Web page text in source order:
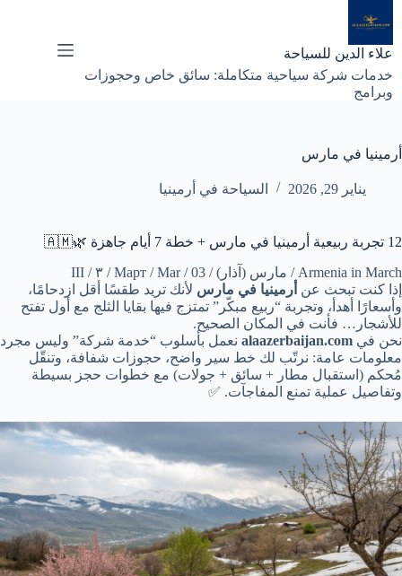
إلى
المحتوى
علاء الدين للسياحة
خدمات شركة سياحية متكاملة: سائق خاص وحجوزات
وبرامج
أرمينيا في مارس
يناير 29, 2026 السياحة في أرمينيا
12 تجربة ربيعية أرمينيا في مارس + خطة 7 أيام جاهزة 🌿🇦🇲
Armenia in March / مارس (آذار) / Март / Mar / 03 / ٣ / III
إذا كنت تبحث عن أرمينيا في مارس لأنك تريد طقسًا أقل ازدحامًا،
وأسعارًا أهدأ، وتجربة “ربيع مبكّر” تمتزج فيها بقايا الثلج مع أول تفتح
للأشجار… فأنت في المكان الصحيح.
نحن في alaazerbaijan.com نعمل بأسلوب “خدمة شركة” وليس مجرد
معلومات عامة: نرتّب لك خط سير واضح، حجوزات شفافة، وتنقّل
مُحكم (استقبال مطار + سائق + جولات) مع خطوات حجز بسيطة
وتفاصيل عملية تمنع المفاجآت. ✅